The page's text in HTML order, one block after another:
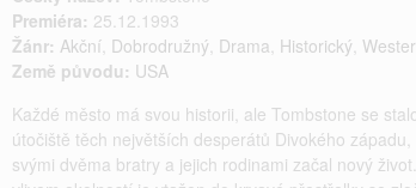
Premiéra: 25.12.1993
Žánr: Akční, Dobrodružný, Drama, Historický,
Země původu: USA
Každé město má svou historii, ale Tombstone se
útočiště těch největších desperátů Divokého
svými dvěma bratry a jejich rodinami začal nový